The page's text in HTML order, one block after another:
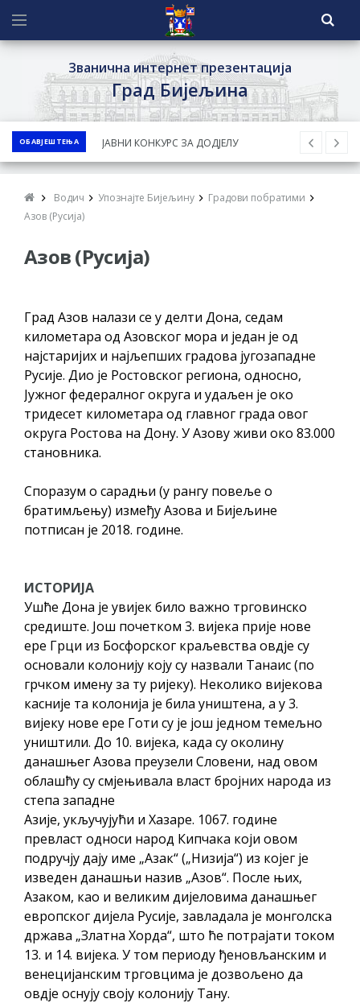
Званична интернет презентација
Град Бијељина
ОБАВЈЕШТЕЊА
ЈАВНИ КОНКУРС ЗА ДОДЈЕЛУ
БЕСПОВРАТНИХ СРЕДСТАВА ЗА
Обавјештење за предузетника - Ненад
КАНДИДАТА КОЈИ СУ ОСТВАРИЛИ ПРАВО
НА ГРАДСКИ МЈЕСЕЧНИ БОРАЧКИ
ДОДАТАК ЗА ДЕМОБИЛИСАНЕ БОРЦЕ
ВОЈСКЕ РЕПУБЛИКЕ СРПСКЕ У СТАЊУ
СОЦИЈАЛНЕ ПОТРЕБЕ
ДОМАЋИНСТАВА, ДВОРИШТЕ
ЗАЈЕДНИЦА ЕТАЖНИХ ВЛАСНИКА И ЈАВНИ
Богуновић
Oд 27. јула пријем захтјева за новчану
помоћ за набавку школског прибора
основцима
Обрасци захтјева за регресирано
гориво доступни од 13. марта до 15.
новембра
Захтјев за издавање ПОНОСНЕ КАРТИЦЕ
Обавјештење за предузетника - Вера
Ујић
ЈАВНИ ПОЗИВ ЗА ПРИЈАВУ
НЕПРОПИСНОГ ОДЛАГАЊА ОТПАДА УЗ
ДОДЈЕЛУ ФИНАНСИЈСКЕ НАГРАДЕ
Водич Упознајте Бијељину
Градови побратими
Азов (Русија)
Азов (Русија)
Град Азов налази се у делти Дона, седам
километара од Азовског мора и један је од
најстаријих и најљепших градова југозападне
Русије. Дио је Ростовског региона, односно,
Јужног федералног округа и удаљен је око
тридесет километара од главног града овог
округа Ростова на Дону. У Азову живи око 83.000
становника.
Споразум о сарадњи (у рангу повеље о
братимљењу) између Азова и Бијељине
потписан је 2018. године.
ИСТОРИЈА
Ушће Дона је увијек било важно трговинско
средиште. Још почетком 3. вијека прије нове
ере Грци из Босфорског краљевства овдје су
основали колонију коју су назвали Танаис (по
грчком имену за ту ријеку). Неколико вијекова
касније та колонија је била уништена, а у 3.
вијеку нове ере Готи су је још једном темељно
уништили. До 10. вијека, када су околину
данашњег Азова преузели Словени, над овом
облашћу су смјењивала власт бројних народа из
степа западне
Азије, укључујући и Хазаре. 1067. године
превласт односи народ Кипчака који овом
подручју дају име „Азак“ („Низија“) из којег је
изведен данашњи назив „Азов“. После њих,
Азаком, као и великим дијеловима данашњег
европског дијела Русије, завладала је монголска
држава „Златна Хорда“, што ће потрајати током
13. и 14. вијека. У том периоду ђеновљанским и
венецијанским трговцима је дозвољено да
овдје оснују своју колонију Тану.